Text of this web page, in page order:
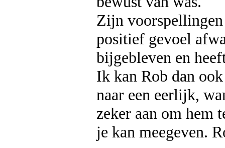
Zijn voorspellingen
positief gevoel
bijgebleven en
Ik kan Rob dan
naar een eerlijk,
zeker aan om hem
je kan meegeven.